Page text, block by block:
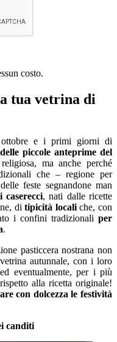
costo.
tua vetrina di
e i primi giorni di
delle piccole anteprime del
ma anche perché
che – regione per
feste segnandone man
caserecci, nati dalle ricette
ditipicità localiche, con
i confini tradizionali per
.
pasticcera nostrana non
autunnale, con i loro
eventualmente, per i più
alla ricetta originale!
con dolcezza le festività
canditi